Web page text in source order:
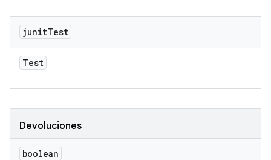
junitTest
Test
Devoluciones
boolean